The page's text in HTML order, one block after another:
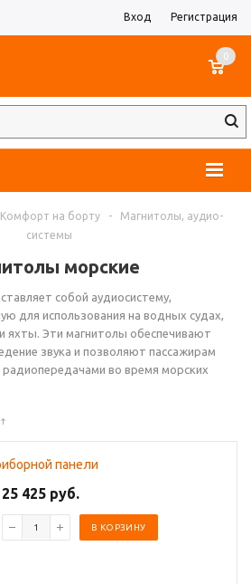
Вход Регистрация
0
Комфорт на борту -
Магнитолы, аудио-
системы
морские
собой аудиосистему,
для использования на водных судах,
яхты. Эти магнитолы обеспечивают
звука и позволяют пассажирам
во время морских
панели
25 425 руб.
В КОРЗИНУ